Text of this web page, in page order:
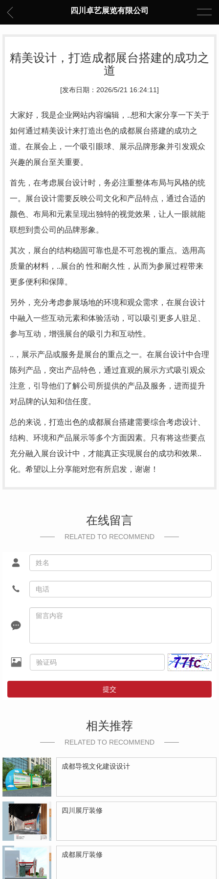
四川卓艺展览有限公司
精美设计，打造成都展台搭建的成功之
道
[发布日期：2026/5/21 16:24:11]
大家好，我是企业网站内容编辑，..想和大家分享一下关于
如何通过精美设计来打造出色的成都展台搭建的成功之
道。在展会上，一个吸引眼球、展示品牌形象并引发观众
兴趣的展台至关重要。
首先，在考虑展台设计时，务必注重整体布局与风格的统
一。展台设计需要反映公司文化和产品特点，通过合适的
颜色、布局和元素呈现出独特的视觉效果，让人一眼就能
联想到贵公司的品牌形象。
其次，展台的结构稳固可靠也是不可忽视的重点。选用高
质量的材料，..展台的 性和耐久性，从而为参展过程带来
更多便利和保障。
另外，充分考虑参展场地的环境和观众需求，在展台设计
中融入一些互动元素和体验活动，可以吸引更多人驻足、
参与互动，增强展台的吸引力和互动性。
..，展示产品或服务是展台的重点之一。在展台设计中合理
陈列产品，突出产品特色，通过直观的展示方式吸引观众
注意，引导他们了解公司所提供的产品及服务，进而提升
对品牌的认知和信任度。
总的来说，打造出色的成都展台搭建需要综合考虑设计、
结构、环境和产品展示等多个方面因素。只有将这些要点
充分融入展台设计中，才能真正实现展台的成功和效果..
化。希望以上分享能对您有所启发，谢谢！
在线留言
RELATED TO RECOMMEND
提交
相关推荐
RELATED TO RECOMMEND
成都导视文化建设设计
四川展厅装修
成都展厅装修